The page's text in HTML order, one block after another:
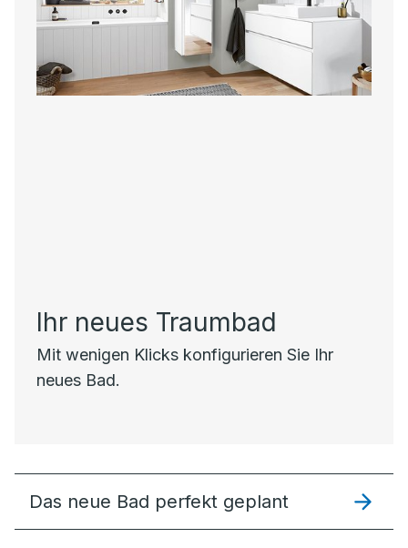
Ihr neues Traumbad
Mit wenigen Klicks konfigurieren Sie Ihr
neues Bad.
Das neue Bad perfekt geplant